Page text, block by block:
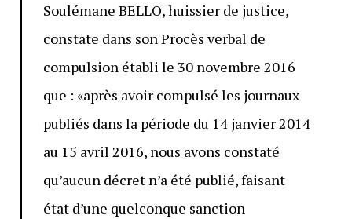
Soulémane BELLO, huissier de justice,
constate dans son Procès verbal de
compulsion établi le 30 novembre 2016
que : «après avoir compulsé les journaux
publiés dans la période du 14 janvier 2014
au 15 avril 2016, nous avons constaté
qu’aucun décret n’a été publié, faisant
état d’une quelconque sanction